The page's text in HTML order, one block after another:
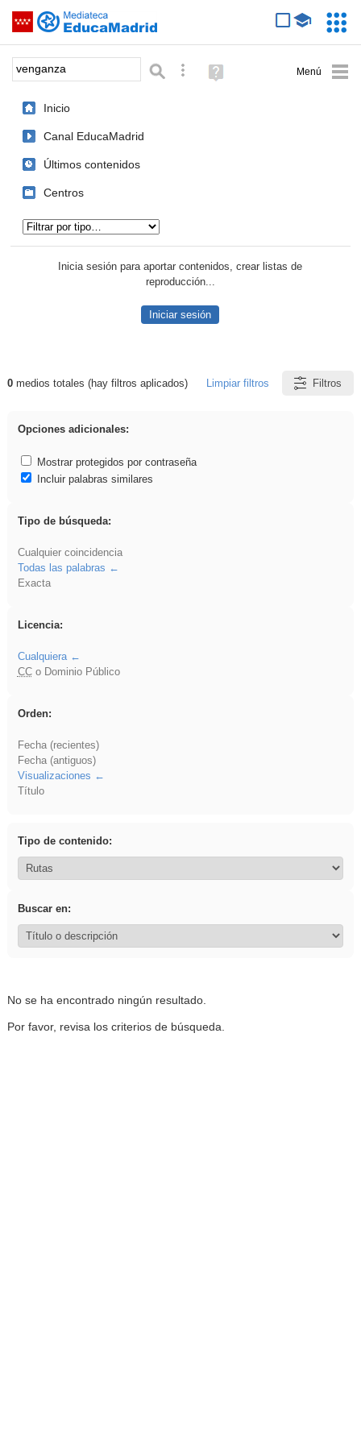
Saltar navegación
Palabra o frase: Búsqueda avanzada
Ayuda
(en
Inicio
Canal EducaMadrid
Últimos contenidos
Centros
Inicia sesión para aportar contenidos, crear listas de
reproducción...
Iniciar sesión
Resultados de: venganza
0medios totales (hay filtros aplicados) Limpiar filtros Filtros
Opciones adicionales:
Mostrar protegidos por contraseña
Incluir palabras similares
Tipo de búsqueda:
Cualquier coincidencia
Todas las palabras
Exacta
Licencia:
Cualquiera
CCo Dominio Público
Orden:
Fecha (recientes)
Fecha (antiguos)
Visualizaciones
Título
Tipo de contenido:
Buscar en:
No se ha encontrado ningún resultado.
Por favor, revisa los criterios de búsqueda.